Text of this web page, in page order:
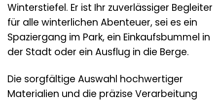
Winterstiefel. Er ist Ihr zuverlässiger Begleiter
für alle winterlichen Abenteuer, sei es ein
Spaziergang im Park, ein Einkaufsbummel in
der Stadt oder ein Ausflug in die Berge.
Die sorgfältige Auswahl hochwertiger
Materialien und die präzise Verarbeitung